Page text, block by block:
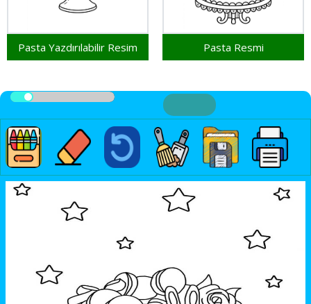
Pasta Yazdırılabilir Resim Pasta Resmi